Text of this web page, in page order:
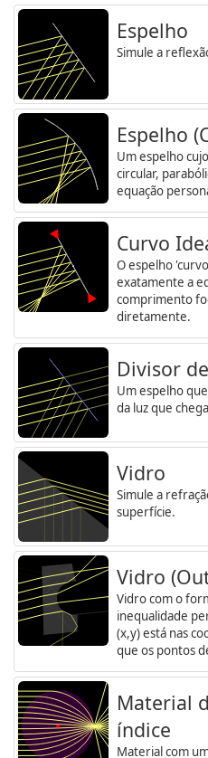
Espelho
Simule a
Espelho
Um espelho
circular,
equação
Curvo
O espelho
exatamente a
comprimento
diretamente.
Divisor
Um espelho
da luz que
Vidro
Simule a
superfície.
Vidro
Vidro com o
inequalidade
(x,y) está nas
que os pontos
Material
índice
Material com